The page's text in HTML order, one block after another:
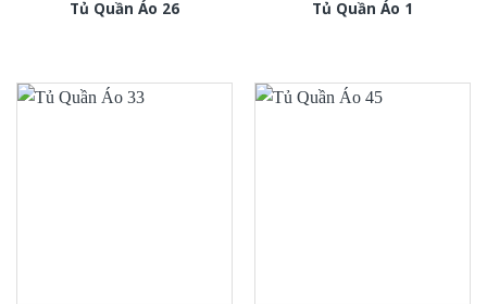
Tủ Quần Áo 26 Tủ Quần Áo 1